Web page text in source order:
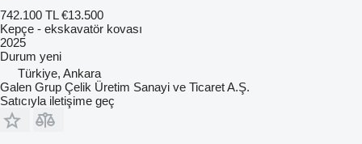
742.100 TL €13.500
Kepçe - ekskavatör kovası
2025
Durum yeni
Türkiye, Ankara
Galen Grup Çelik Üretim Sanayi ve Ticaret A.Ş.
Satıcıyla iletişime geç